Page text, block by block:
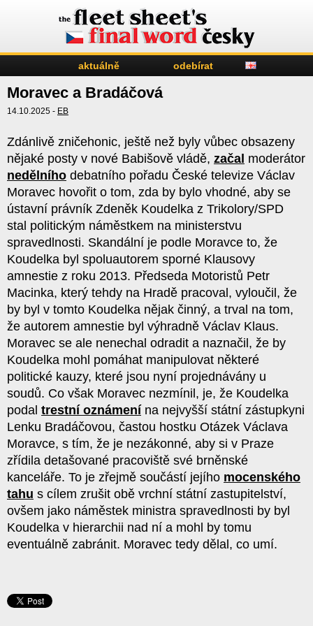
aktuálně odebírat
Moravec a Bradáčová
14.10.2025 - EB
Zdánlivě zničehonic, ještě než byly vůbec obsazeny
nějaké posty v nové Babišově vládě, začal moderátor
nedělního debatního pořadu České televize Václav
Moravec hovořit o tom, zda by bylo vhodné, aby se
ústavní právník Zdeněk Koudelka z Trikolory/SPD
stal politickým náměstkem na ministerstvu
spravedlnosti. Skandální je podle Moravce to, že
Koudelka byl spoluautorem sporné Klausovy
amnestie z roku 2013. Předseda Motoristů Petr
Macinka, který tehdy na Hradě pracoval, vyloučil, že
by byl v tomto Koudelka nějak činný, a trval na tom,
že autorem amnestie byl výhradně Václav Klaus.
Moravec se ale nenechal odradit a naznačil, že by
Koudelka mohl pomáhat manipulovat některé
politické kauzy, které jsou nyní projednávány u
soudů. Co však Moravec nezmínil, je, že Koudelka
podal trestní oznámení na nejvyšší státní zástupkyni
Lenku Bradáčovou, častou hostku Otázek Václava
Moravce, s tím, že je nezákonné, aby si v Praze
zřídila detašované pracoviště své brněnské
kanceláře. To je zřejmě součástí jejího mocenského
tahu s cílem zrušit obě vrchní státní zastupitelství,
ovšem jako náměstek ministra spravedlnosti by byl
Koudelka v hierarchii nad ní a mohl by tomu
eventuálně zabránit. Moravec tedy dělal, co umí.